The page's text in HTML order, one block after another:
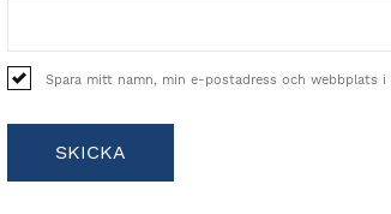
Spara mitt namn, min e-postadress och webbplats i